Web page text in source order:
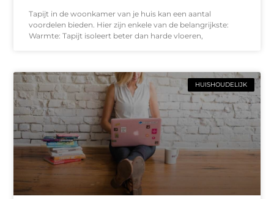
Tapijt in de woonkamer van je huis kan een aantal
voordelen bieden. Hier zijn enkele van de belangrijkste:
Warmte: Tapijt isoleert beter dan harde vloeren,
HUISHOUDELIJK